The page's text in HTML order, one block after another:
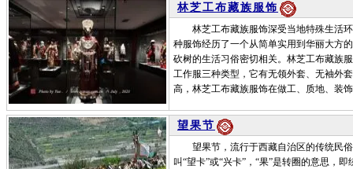
林芝工布藏族服饰
林芝工布藏族服饰深受当地特殊生活环
种服饰经历了一个从简单实用到华丽大方
砍树的生活习俗密切相关。林芝工布藏族
工作服三种类型，它有无领外套、无袖外
高，林芝工布藏族服饰在做工、质地、
望果节
望果节，流行于西藏自治区的传统民俗
叫“望卡”或“兴卡”，“果”是转圈的意思，